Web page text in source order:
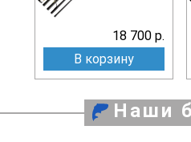
18 700 р.
В корзину
Наши